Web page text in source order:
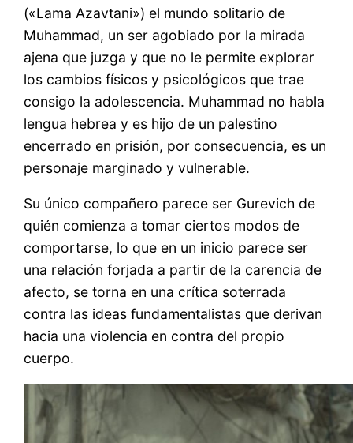
(«Lama Azavtani») el mundo solitario de
Muhammad, un ser agobiado por la mirada
ajena que juzga y que no le permite explorar
los cambios físicos y psicológicos que trae
consigo la adolescencia. Muhammad no habla
lengua hebrea y es hijo de un palestino
encerrado en prisión, por consecuencia, es un
personaje marginado y vulnerable.
Su único compañero parece ser Gurevich de
quién comienza a tomar ciertos modos de
comportarse, lo que en un inicio parece ser
una relación forjada a partir de la carencia de
afecto, se torna en una crítica soterrada
contra las ideas fundamentalistas que derivan
hacia una violencia en contra del propio
cuerpo.